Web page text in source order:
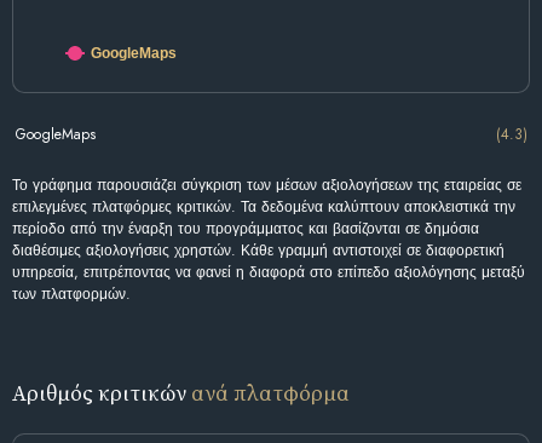
GoogleMaps
GoogleMaps (4.3)
Το γράφημα παρουσιάζει σύγκριση των μέσων αξιολογήσεων της εταιρείας σε
επιλεγμένες πλατφόρμες κριτικών. Τα δεδομένα καλύπτουν αποκλειστικά την
περίοδο από την έναρξη του προγράμματος και βασίζονται σε δημόσια
διαθέσιμες αξιολογήσεις χρηστών. Κάθε γραμμή αντιστοιχεί σε διαφορετική
υπηρεσία, επιτρέποντας να φανεί η διαφορά στο επίπεδο αξιολόγησης μεταξύ
των πλατφορμών.
Αριθμός κριτικών ανά πλατφόρμα